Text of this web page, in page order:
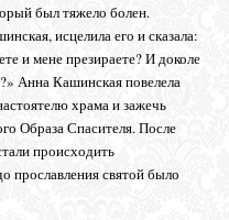
был тяжело болен.
исцелила его и сказала:
и мене презираете? И доколе
Анна Кашинская повелела
храма и зажечь
Образа Спасителя. После
происходить
прославления святой было